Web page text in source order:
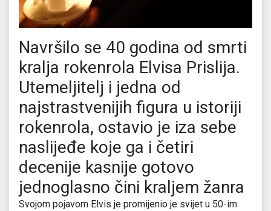
Navršilo se 40 godina od smrti
kralja rokenrola Elvisa Prislija.
Utemeljitelj i jedna od
najstrastvenijih figura u istoriji
rokenrola, ostavio je iza sebe
naslijeđe koje ga i četiri
decenije kasnije gotovo
jednoglasno čini kraljem žanra
Svojom pojavom Elvis je promijenio je svijet u 50-im